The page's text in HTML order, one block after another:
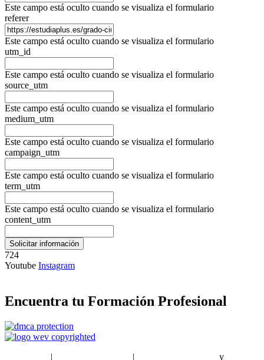
Este campo está oculto cuando se visualiza el formulario
referer
Este campo está oculto cuando se visualiza el formulario
utm_id
Este campo está oculto cuando se visualiza el formulario
source_utm
Este campo está oculto cuando se visualiza el formulario
medium_utm
Este campo está oculto cuando se visualiza el formulario
campaign_utm
Este campo está oculto cuando se visualiza el formulario
term_utm
Este campo está oculto cuando se visualiza el formulario
content_utm
724
Youtube Instagram
Encuentra tu Formación Profesional
| | y